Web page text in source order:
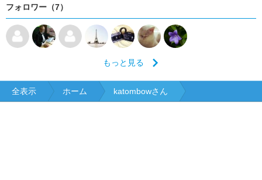
フォロワー（7）
もっと見る
全表示 ホーム katombowさん